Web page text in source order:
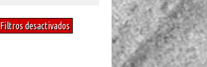
Filtros desactivados